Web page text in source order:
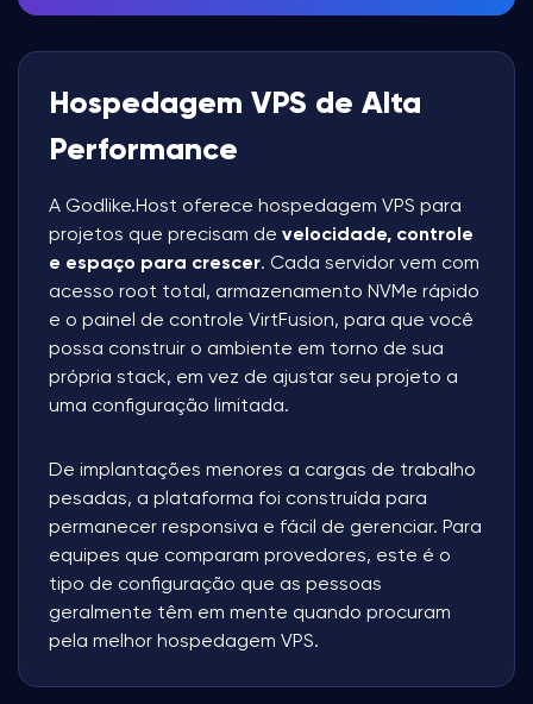
Hospedagem VPS de Alta
Performance
A Godlike.Host oferece hospedagem VPS para
projetos que precisam de velocidade, controle
e espaço para crescer. Cada servidor vem com
acesso root total, armazenamento NVMe rápido
e o painel de controle VirtFusion, para que você
possa construir o ambiente em torno de sua
própria stack, em vez de ajustar seu projeto a
uma configuração limitada.
De implantações menores a cargas de trabalho
pesadas, a plataforma foi construída para
permanecer responsiva e fácil de gerenciar. Para
equipes que comparam provedores, este é o
tipo de configuração que as pessoas
geralmente têm em mente quando procuram
pela melhor hospedagem VPS.